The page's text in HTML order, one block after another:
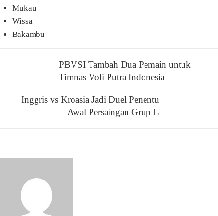
Mukau
Wissa
Bakambu
NavigasiPBVSI Tambah Dua Pemain untuk
Timnas Voli Putra Indonesia
Inggris vs Kroasia Jadi Duel Penentu
Awal Persaingan Grup L